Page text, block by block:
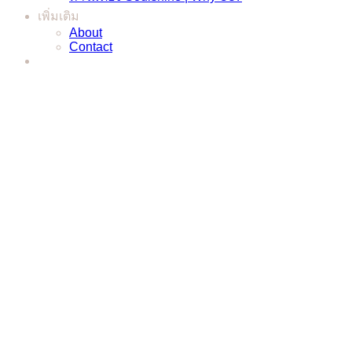
เพิ่มเติม
About
Contact